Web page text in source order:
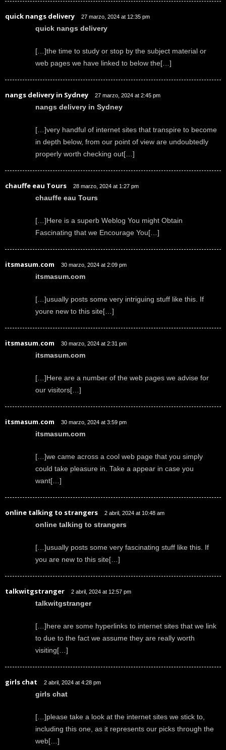
quick nangs delivery 27 marzo, 2024 at 12:35 pm
quick nangs delivery
[…]the time to study or stop by the subject material or
web pages we have linked to below the[…]
nangs delivery in Sydney 27 marzo, 2024 at 2:45 pm
nangs delivery in Sydney
[…]very handful of internet sites that transpire to become
in depth below, from our point of view are undoubtedly
properly worth checking out[…]
chauffe eau Tours 28 marzo, 2024 at 1:27 pm
chauffe eau Tours
[…]Here is a superb Weblog You might Obtain
Fascinating that we Encourage You[…]
itsmasum.com 30 marzo, 2024 at 2:09 pm
itsmasum.com
[…]usually posts some very intriguing stuff like this. If
youre new to this site[…]
itsmasum.com 30 marzo, 2024 at 2:31 pm
itsmasum.com
[…]Here are a number of the web pages we advise for
our visitors[…]
itsmasum.com 30 marzo, 2024 at 3:59 pm
itsmasum.com
[…]we came across a cool web page that you simply
could take pleasure in. Take a appear in case you
want[…]
online talking to strangers 2 abril, 2024 at 10:48 am
online talking to strangers
[…]usually posts some very fascinating stuff like this. If
you are new to this site[…]
talkwitgstranger 2 abril, 2024 at 12:57 pm
talkwitgstranger
[…]here are some hyperlinks to internet sites that we link
to due to the fact we assume they are really worth
visiting[…]
girls chat 2 abril, 2024 at 4:28 pm
girls chat
[…]please take a look at the internet sites we stick to,
including this one, as it represents our picks through the
web[…]